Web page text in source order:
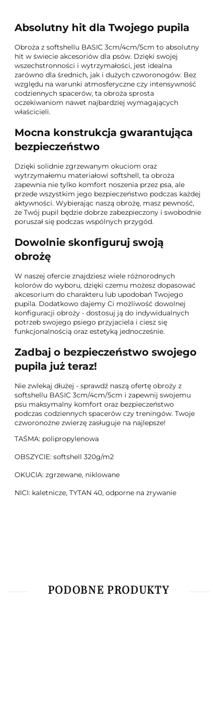
Absolutny hit dla Twojego pupila
Obroża z softshellu BASIC 3cm/4cm/5cm to absolutny
hit w świecie akcesoriów dla psów. Dzięki swojej
wszechstronności i wytrzymałości, jest idealna
zarówno dla średnich, jak i dużych czworonogów. Bez
względu na warunki atmosferyczne czy intensywność
codziennych spacerów, ta obroża sprosta
oczekiwaniom nawet najbardziej wymagających
właścicieli.
Mocna konstrukcja gwarantująca
bezpieczeństwo
Dzięki solidnie zgrzewanym okuciom oraz
wytrzymałemu materiałowi softshell, ta obroża
zapewnia nie tylko komfort noszenia przez psa, ale
przede wszystkim jego bezpieczeństwo podczas każdej
aktywności. Wybierając naszą obrożę, masz pewność,
że Twój pupil będzie dobrze zabezpieczony i swobodnie
poruszał się podczas wspólnych przygód.
Dowolnie skonfiguruj swoją
obrożę
W naszej ofercie znajdziesz wiele różnorodnych
kolorów do wyboru, dzięki czemu możesz dopasować
akcesorium do charakteru lub upodobań Twojego
pupila. Dodatkowo dajemy Ci możliwość dowolnej
konfiguracji obroży - dostosuj ją do indywidualnych
potrzeb swojego psiego przyjaciela i ciesz się
funkcjonalnością oraz estetyką jednocześnie.
Zadbaj o bezpieczeństwo swojego
pupila już teraz!
Nie zwlekaj dłużej - sprawdź naszą ofertę obroży z
softshellu BASIC 3cm/4cm/5cm i zapewnij swojemu
psu maksymalny komfort oraz bezpieczeństwo
podczas codziennych spacerów czy treningów. Twoje
czworonożne zwierzę zasługuje na najlepsze!
TAŚMA: polipropylenowa
OBSZYCIE: softshell 320g/m2
OKUCIA: zgrzewane, niklowane
NICI: kaletnicze, TYTAN 40, odporne na zrywanie
PODOBNE PRODUKTY